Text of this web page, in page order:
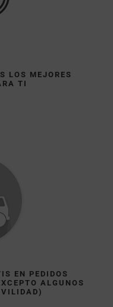
LOS MEJORES
TI
EN PEDIDOS
ALGUNOS